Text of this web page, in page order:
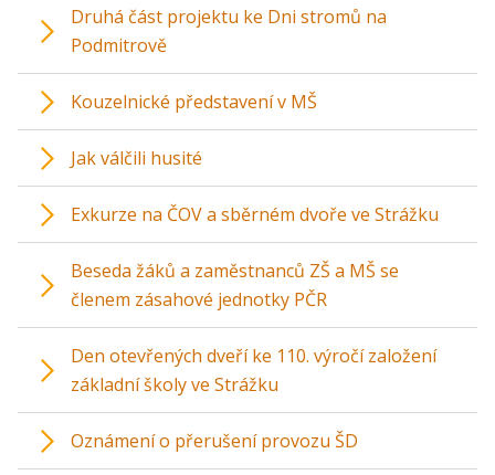
Druhá část projektu ke Dni stromů na
Podmitrově
Kouzelnické představení v MŠ
Jak válčili husité
Exkurze na ČOV a sběrném dvoře ve Strážku
Beseda žáků a zaměstnanců ZŠ a MŠ se
členem zásahové jednotky PČR
Den otevřených dveří ke 110. výročí založení
základní školy ve Strážku
Oznámení o přerušení provozu ŠD